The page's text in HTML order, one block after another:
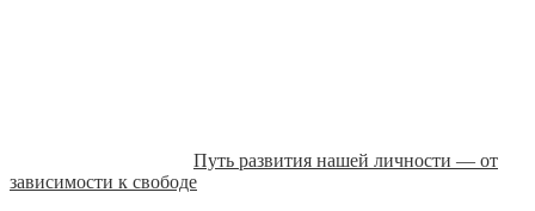
Путь развития нашей личности — от
зависимости к свободе